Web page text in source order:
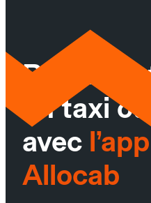
un taxi
avec
Allocab